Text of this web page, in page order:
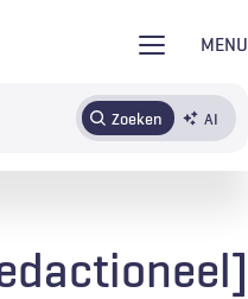
MENU
Zoeken AI
Inloggen